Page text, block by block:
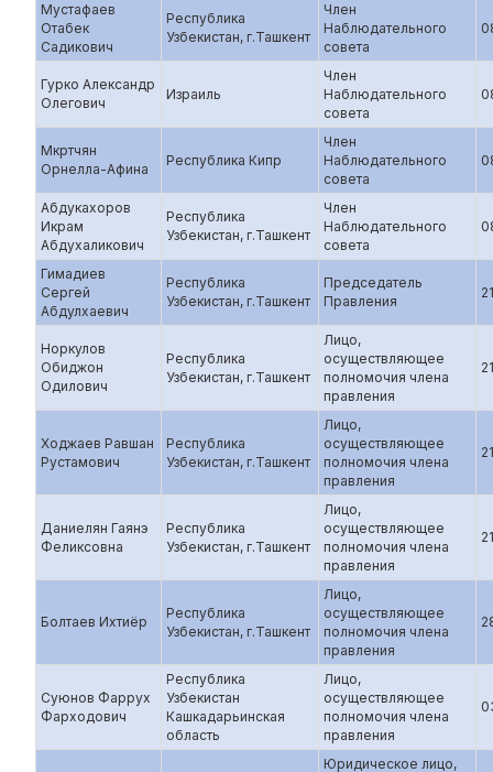
Мустафаев
Отабек
Садикович
Республика
Узбекистан, г.Ташкент
Член
Наблюдательного
совета
Гурко Александр
Олегович
Израиль
Член
Наблюдательного
совета
Мкртчян
Орнелла-Афина
Республика Кипр
Член
Наблюдательного
совета
Абдукахоров
Икрам
Абдухаликович
Республика
Узбекистан, г.Ташкент
Член
Наблюдательного
совета
Гимадиев
Сергей
Абдулхаевич
Республика
Узбекистан, г.Ташкент
Председатель
Правления
Норкулов
Обиджон
Одилович
Республика
Узбекистан, г.Ташкент
Лицо,
осуществляющее
полномочия члена
правления
Ходжаев Равшан
Рустамович
Республика
Узбекистан, г.Ташкент
Лицо,
осуществляющее
полномочия члена
правления
Даниелян Гаянэ
Феликсовна
Республика
Узбекистан, г.Ташкент
Лицо,
осуществляющее
полномочия члена
правления
Болтаев Ихтиёр
Республика
Узбекистан, г.Ташкент
Лицо,
осуществляющее
полномочия члена
правления
Суюнов Фаррух
Фарходович
Республика
Узбекистан
Кашкадарьинская
область
Лицо,
осуществляющее
полномочия члена
правления
Юридическое лицо,